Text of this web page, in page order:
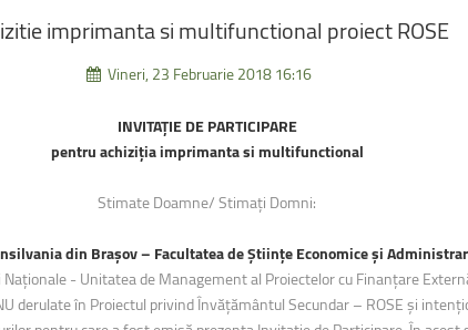
Radio Campus Transilvania
imprimantasimultifunctional proiectROSE
Vineri, 23 Februarie 2018 16:16
INVITAȚIE DE PARTICIPARE
pentru achiziția imprimanta si multifunctional
Stimate Doamne/ Stimați Domni:
din Brașov – Facultatea de Științe Economice și
- Unitatea de Management al Proiectelor cu Finanțare
derulate în Proiectul privind Învățământul Secundar – ROSE și